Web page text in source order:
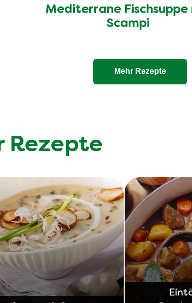
Mediterrane Fischsuppe
Scampi
Mehr Rezepte
Rezepte